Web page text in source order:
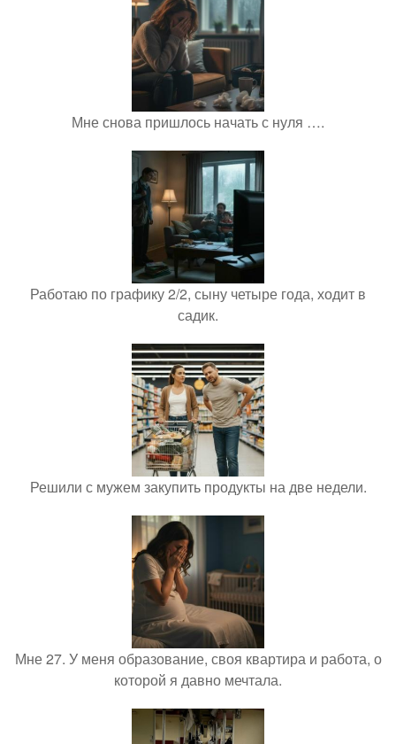
Мне снова пришлось начать с нуля ….
Работаю по графику 2/2, сыну четыре года, ходит в
садик.
Решили с мужем закупить продукты на две недели.
Мне 27. У меня образование, своя квартира и работа, о
которой я давно мечтала.